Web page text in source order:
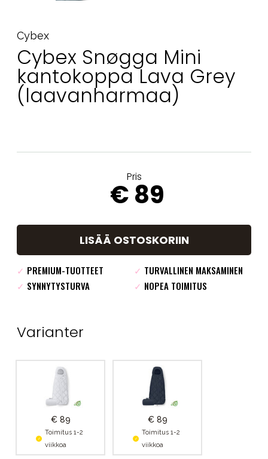
Cybex
Cybex Snøgga Mini
kantokoppa Lava Grey
(laavanharmaa)
Pris
€ 89
LISÄÄ OSTOSKORIIN
✓ PREMIUM-TUOTTEET ✓ TURVALLINEN MAKSAMINEN
✓ SYNNYTYSTURVA ✓ NOPEA TOIMITUS
Varianter
€ 89
Toimitus 1-2
viikkoa
€ 89
Toimitus 1-2
viikkoa